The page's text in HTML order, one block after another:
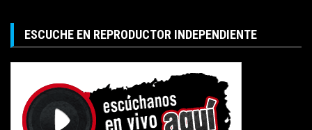
ESCUCHE EN REPRODUCTOR INDEPENDIENTE